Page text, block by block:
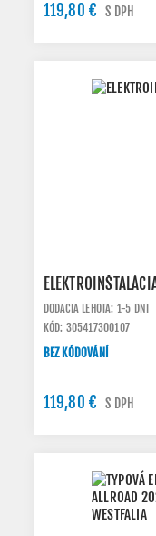
119,80 € S DPH
DODACIA LEHOTA: 1-5 DNI
KÓD: 305417300107
BEZ KÓDOVÁNÍ
119,80 € S DPH